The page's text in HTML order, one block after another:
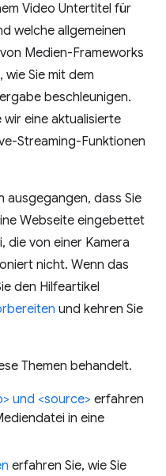
Video Untertitel für
welche allgemeinen
Medien-Frameworks
Sie mit dem
beschleunigen.
eine aktualisierte
Streaming-Funktionen
ausgegangen, dass Sie
Webseite eingebettet
die von einer Kamera
nicht. Wenn das
den Hilfeartikel
und kehren Sie
Themen behandelt.
und <source> erfahren
in eine
erfahren Sie, wie Sie